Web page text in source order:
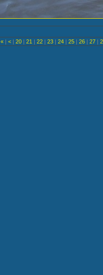
« | < | 20 | 21 | 22 | 23 | 24 | 25 | 26 | 27 |